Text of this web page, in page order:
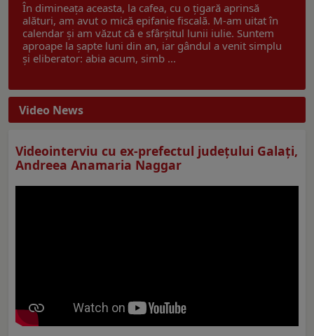
În dimineața aceasta, la cafea, cu o țigară aprinsă
alături, am avut o mică epifanie fiscală. M-am uitat în
calendar și am văzut că e sfârșitul lunii iulie. Suntem
aproape la șapte luni din an, iar gândul a venit simplu
și eliberator: abia acum, simb ...
Video News
Videointerviu cu ex-prefectul judeţului Galaţi,
Andreea Anamaria Naggar